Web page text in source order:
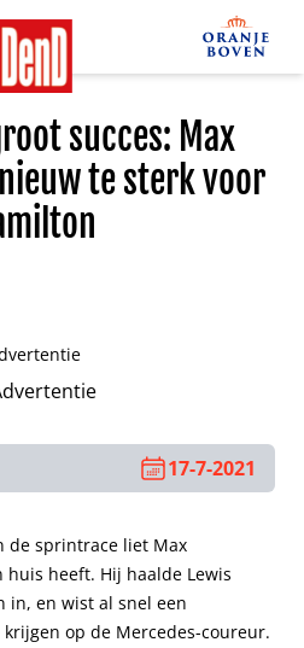
succes: Max
te sterk voor
17-7-2021
de sprintrace liet Max
heeft. Hij haalde Lewis
in, en wist al snel een
op de Mercedes-coureur.